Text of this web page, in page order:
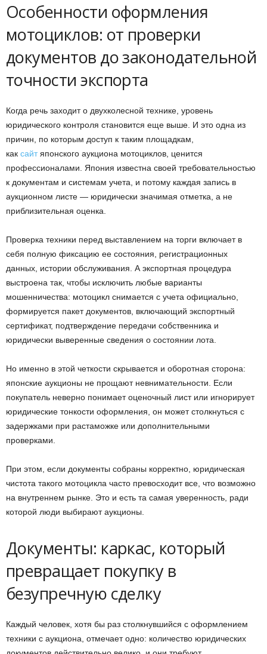
Особенности оформления
мотоциклов: от проверки
документов до законодательной
точности экспорта
Когда речь заходит о двухколесной технике, уровень
юридического контроля становится еще выше. И это одна из
причин, по которым доступ к таким площадкам,
как сайтяпонского аукциона мотоциклов, ценится
профессионалами. Япония известна своей требовательностью
к документам и системам учета, и потому каждая запись в
аукционном листе — юридически значимая отметка, а не
приблизительная оценка.
Проверка техники перед выставлением на торги включает в
себя полную фиксацию ее состояния, регистрационных
данных, истории обслуживания. А экспортная процедура
выстроена так, чтобы исключить любые варианты
мошенничества: мотоцикл снимается с учета официально,
формируется пакет документов, включающий экспортный
сертификат, подтверждение передачи собственника и
юридически выверенные сведения о состоянии лота.
Но именно в этой четкости скрывается и оборотная сторона:
японские аукционы не прощают невнимательности. Если
покупатель неверно понимает оценочный лист или игнорирует
юридические тонкости оформления, он может столкнуться с
задержками при растаможке или дополнительными
проверками.
При этом, если документы собраны корректно, юридическая
чистота такого мотоцикла часто превосходит все, что возможно
на внутреннем рынке. Это и есть та самая уверенность, ради
которой люди выбирают аукционы.
Документы: каркас, который
превращает покупку в
безупречную сделку
Каждый человек, хотя бы раз столкнувшийся с оформлением
техники с аукциона, отмечает одно: количество юридических